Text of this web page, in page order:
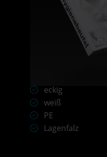
eckig
weiß
PE
Lagenfalz